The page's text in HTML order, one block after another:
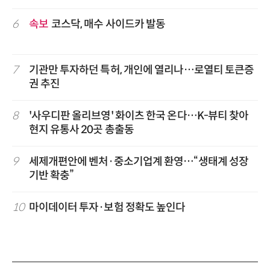
6 속보 코스닥, 매수 사이드카 발동
7
기관만 투자하던 특허, 개인에 열리나…로열티 토큰증
권 추진
8
'사우디판 올리브영' 화이츠 한국 온다…K-뷰티 찾아
현지 유통사 20곳 총출동
9
세제개편안에 벤처·중소기업계 환영…“생태계 성장
기반 확충”
10 마이데이터 투자·보험 정확도 높인다